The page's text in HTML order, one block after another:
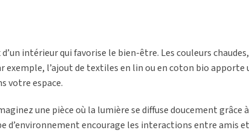
intérieur qui favorise le bien-être. Les couleurs
exemple, l’ajout de textiles en lin ou en coton bio apporte
votre espace.
une pièce où la lumière se diffuse doucement grâce
d’environnement encourage les interactions entre amis